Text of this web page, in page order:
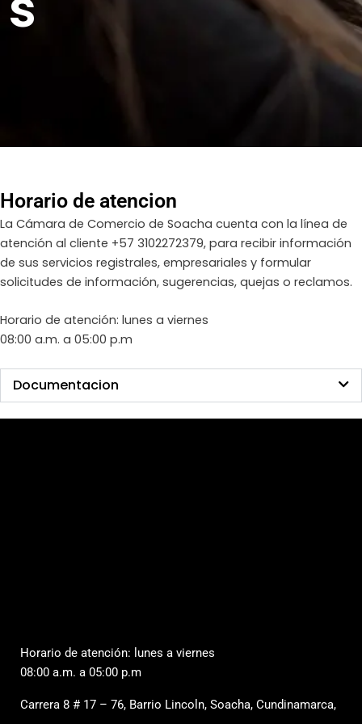
Horario de atencion
La Cámara de Comercio de Soacha cuenta con la línea de
atención al cliente +57 3102272379, para recibir información
de sus servicios registrales, empresariales y formular
solicitudes de información, sugerencias, quejas o reclamos.
Horario de atención: lunes a viernes
08:00 a.m. a 05:00 p.m
Documentacion
Horario de atención: lunes a viernes
08:00 a.m. a 05:00 p.m
Carrera 8 # 17 – 76, Barrio Lincoln, Soacha, Cundinamarca,